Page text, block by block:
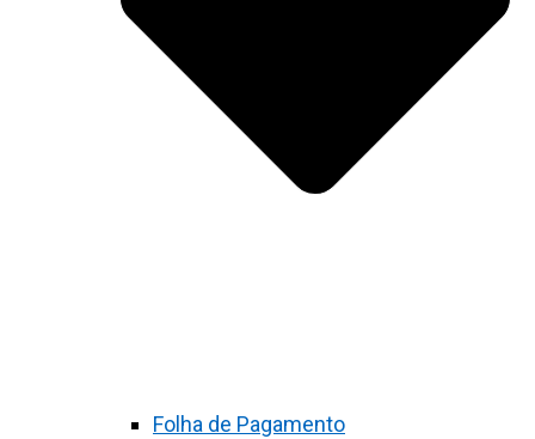
Folha de Pagamento